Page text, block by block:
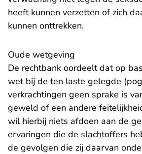
heeft kunnen verzetten of zich
kunnen onttrekken.
Oude wetgeving
De rechtbank oordeelt dat op
wet bij de ten laste gelegde
verkrachtingen geen sprake is
geweld of een andere
wil hierbij niets afdoen aan de
ervaringen die de slachtoffers
de gevolgen die zij daarvan